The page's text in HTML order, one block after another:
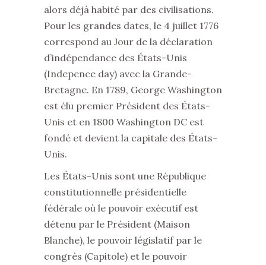
alors déjà habité par des civilisations.
Pour les grandes dates, le 4 juillet 1776
correspond au Jour de la déclaration
d’indépendance des États-Unis
(Indepence day) avec la Grande-
Bretagne. En 1789, George Washington
est élu premier Président des États-
Unis et en 1800 Washington DC est
fondé et devient la capitale des États-
Unis.
Les États-Unis sont une République
constitutionnelle présidentielle
fédérale où le pouvoir exécutif est
détenu par le Président (Maison
Blanche), le pouvoir législatif par le
congrès (Capitole) et le pouvoir